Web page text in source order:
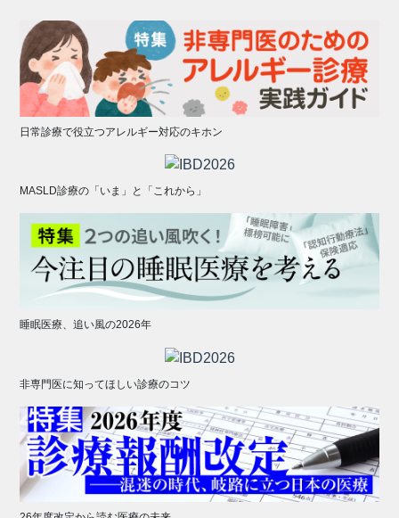
日常診療で役立つアレルギー対応のキホン
MASLD診療の「いま」と「これから」
睡眠医療、追い風の2026年
非専門医に知ってほしい診療のコツ